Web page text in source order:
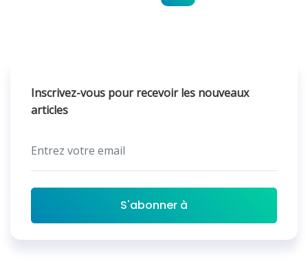
Inscrivez-vous pour recevoir les nouveaux
articles
S'abonner à